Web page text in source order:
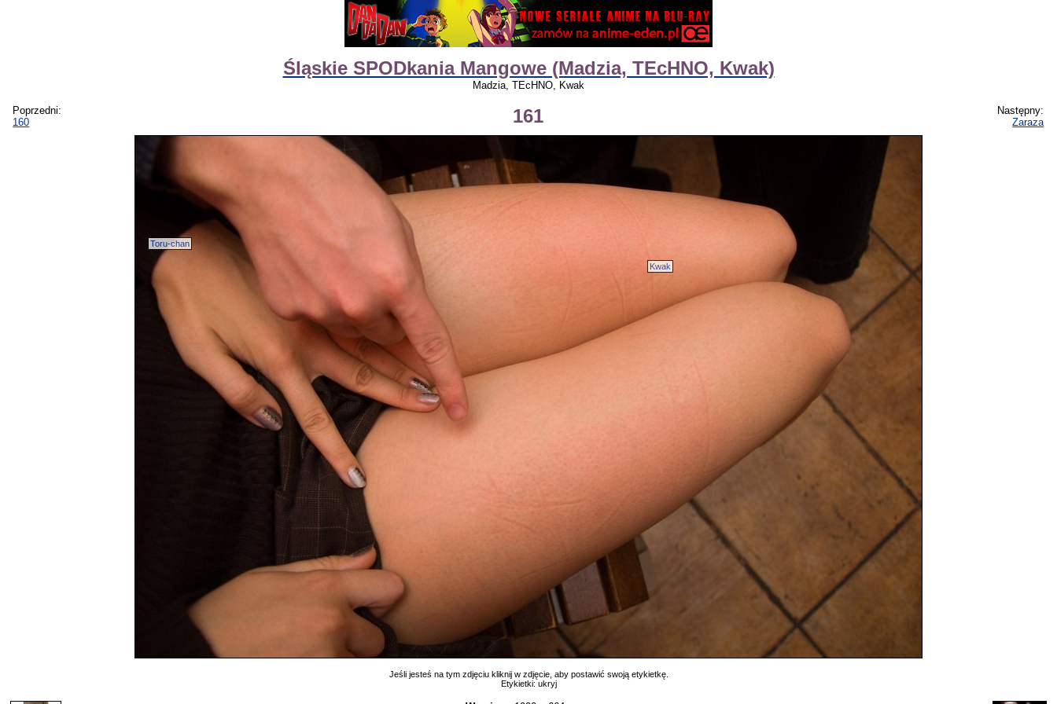
Śląskie SPODkania Mangowe (Madzia, TEcHNO, Kwak)
Madzia, TEcHNO, Kwak
Poprzedni:
160
161
Następny:
Zaraza
Kwak
Toru-chan
Jeśli jesteś na tym zdjęciu kliknij w zdjęcie, aby postawić swoją etykietkę.
Etykietki: ukryj